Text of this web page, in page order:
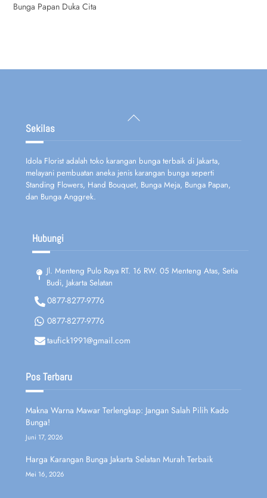
Bunga Papan Duka Cita
Back
To
Sekilas
Idola Florist adalah toko karangan bunga terbaik di Jakarta,
melayani pembuatan aneka jenis karangan bunga seperti
Standing Flowers, Hand Bouquet, Bunga Meja, Bunga Papan,
dan Bunga Anggrek.
Hubungi
Jl. Menteng Pulo Raya RT. 16 RW. 05 Menteng Atas, Setia
Budi, Jakarta Selatan
0877-8277-9776
0877-8277-9776
taufick1991@gmail.com
Pos Terbaru
Makna Warna Mawar Terlengkap: Jangan Salah Pilih Kado
Bunga!
Juni 17, 2026
Harga Karangan Bunga Jakarta Selatan Murah Terbaik
Mei 16, 2026